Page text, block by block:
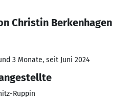
Christin Berkenhagen
3 Monate, seit Juni 2024
Ruppin